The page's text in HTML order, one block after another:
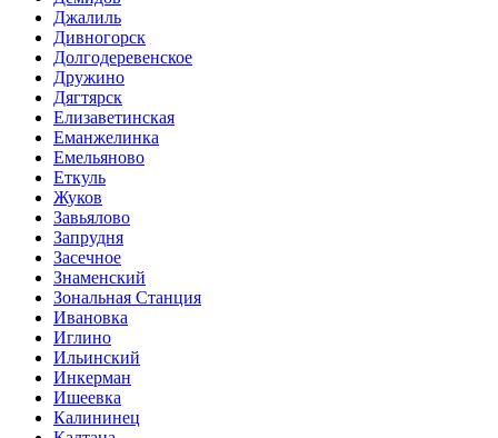
Джалиль
Дивногорск
Долгодеревенское
Дружино
Дягтярск
Елизаветинская
Еманжелинка
Емельяново
Еткуль
Жуков
Завьялово
Запрудня
Засечное
Знаменский
Зональная Станция
Ивановка
Иглино
Ильинский
Инкерман
Ишеевка
Калининец